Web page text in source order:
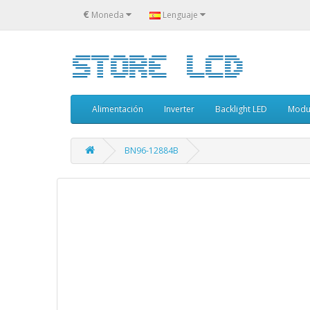
€ Moneda Lenguaje
Alimentación Inverter Backlight LED
BN96-12884B